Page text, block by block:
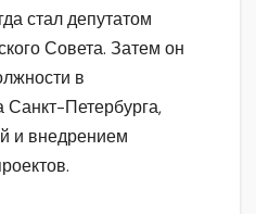
стал депутатом
Совета. Затем он
в
Санкт-Петербурга,
и внедрением